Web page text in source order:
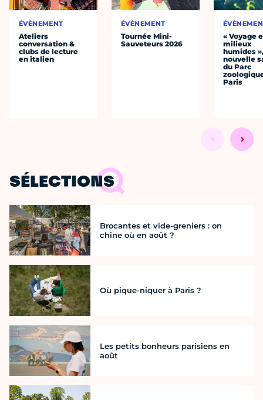
ÉVÈNEMENT
Ateliers
conversation &
clubs de lecture
en italien
ÉVÈNEMENT
Tournée Mini-
Sauveteurs 2026
« Voyage
milieux
humides
nouvelle
du Parc
Paris
SÉLECTIONS
Brocantes et vide-greniers : on
chine où en août ?
Où pique-niquer à Paris ?
Les petits bonheurs parisiens en
août